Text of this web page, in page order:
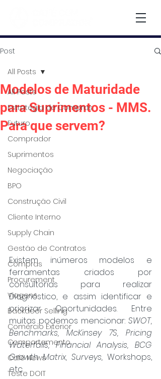
Post
All Posts
Estratégia de Compras
Futuro
Comprador
Suprimentos
Negociação
BPO
Construção Civil
Cliente Interno
Supply Chain
Gestão de Contratos
Compras
Procurement
Viagens
Backdoor Selling
Comércio Exterior
Comportamento
Café News
Teste DOIT
All Posts
Modelos de Maturidade
para Suprimentos - MMS.
Para que servem?
Existem inúmeros modelos e
ferramentas criados por
consultorias para realizar
Diagnóstico, e assim identificar e
priorizar Oportunidades. Entre
muitas podemos mencionar: SWOT,
Benchmarks, McKinsey 7S, Pricing
Waterfalls, Financial Analysis, BCG
Growth Matrix, Surveys, Workshops,
etc.